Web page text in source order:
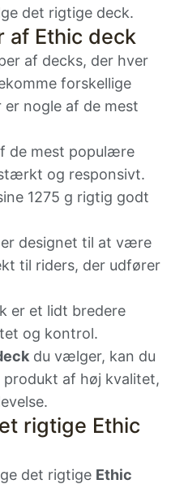
det rigtige deck.
af Ethic deck
af decks, der hver
forskellige
nogle af de mest
de mest populære
og responsivt.
1275 g rigtig godt
designet til at være
til riders, der udfører
er et lidt bredere
og kontrol.
du vælger, kan du
af høj kvalitet,
rigtige Ethic
det rigtige Ethic